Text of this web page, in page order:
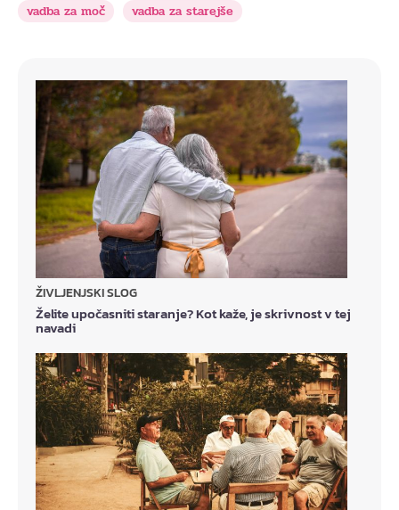
vadba za moč
vadba za starejše
ŽIVLJENJSKI SLOG
Želite upočasniti staranje? Kot kaže, je skrivnost v tej
navadi